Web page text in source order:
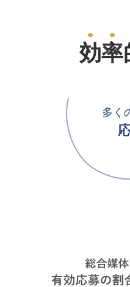
効率
多く